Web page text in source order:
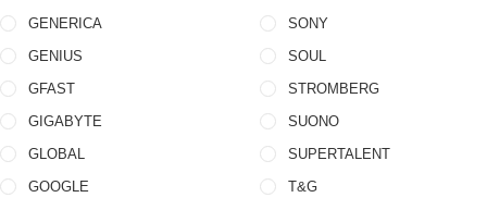
GENERICA
GENIUS
GFAST
GIGABYTE
GLOBAL
GOOGLE
SONY
SOUL
STROMBERG
SUONO
SUPERTALENT
T&G